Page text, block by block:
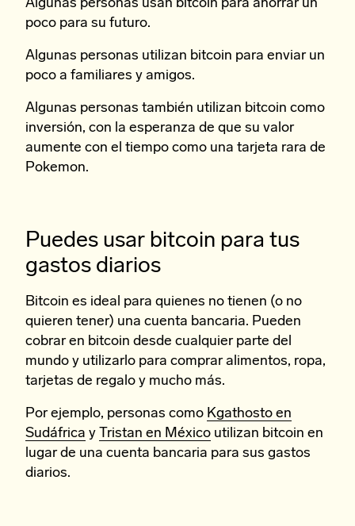
Algunas personas usan bitcoin para ahorrar un
poco para su futuro.
Algunas personas utilizan bitcoin para enviar un
poco a familiares y amigos.
Algunas personas también utilizan bitcoin como
inversión, con la esperanza de que su valor
aumente con el tiempo como una tarjeta rara de
Pokemon.
Puedes usar bitcoin para tus
gastos diarios
Bitcoin es ideal para quienes no tienen (o no
quieren tener) una cuenta bancaria. Pueden
cobrar en bitcoin desde cualquier parte del
mundo y utilizarlo para comprar alimentos, ropa,
tarjetas de regalo y mucho más.
Por ejemplo, personas como Kgathosto en
Sudáfrica y Tristan en México utilizan bitcoin en
lugar de una cuenta bancaria para sus gastos
diarios.